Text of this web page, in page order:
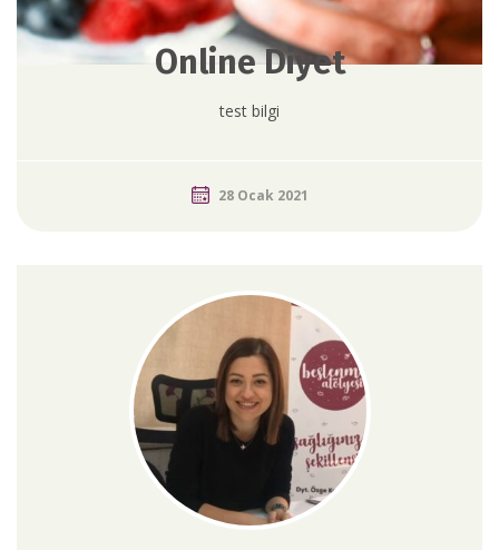
Online Diyet
test bilgi
28 Ocak 2021